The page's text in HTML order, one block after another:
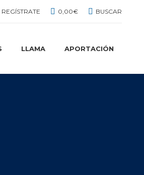
REGÍSTRATE 0,00€ BUSCAR
LLAMA APORTACIÓN